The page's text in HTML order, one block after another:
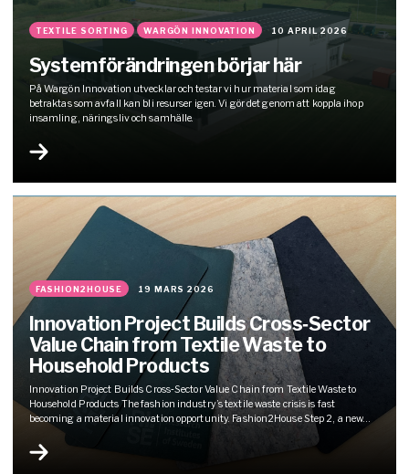
TEXTILE SORTING WARGÖN INNOVATION 10 APRIL 2026
Systemförändringen börjar här
På Wargön Innovation utvecklar och testar vi hur material som idag
betraktas som avfall kan bli resurser igen. Vi gör det genom att koppla ihop
insamling, näringsliv och samhälle.
FASHION2HOUSE 19 MARS 2026
Innovation Project Builds Cross‑Sector
Value Chain from Textile Waste to
Household Products
Innovation Project Builds Cross‑Sector Value Chain from Textile Waste to
Household Products The fashion industry’s textile waste crisis is fast
becoming a material innovation opportunity. Fashion2House Step 2, a new
research project led by RISE with brands including Electrolux, H&M Home and
Lumine North, is now building a full value chain to turn that opportunity…